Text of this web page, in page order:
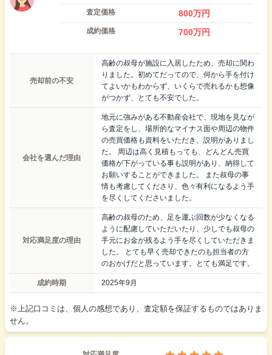
査定価格
800万円
成約価格 700万円
売却前の不安
高齢の叔母が施設に入居したため、売却に関わ
りました。初めてだってので、何から手を付け
てよいかもわからず、いくらで売れるかも想像
がつかず、とても不安でした。
会社を選んだ理由
地元に強みがある不動産会社で、現地を見なが
ら査定をし、場所的なマイナス面や周辺の物件
の売買価格も資料をいただき、説明がありまし
た。 周辺は高く見積もっても、どんどん売買
価格が下がっている事も説明があり、納得して
お願いすることができました。 また叔母の事
情も考慮してくださり、色々有利になるよう手
を尽くしてくださいました。
対応満足度の理由
高齢の叔母のため、足を運ぶ回数が少なくなる
ように配慮していただいたり、少しでも叔母の
手元にお金が残るよう手を尽くしていただきま
した。 とても早く売却できたのも担当者の方
のおかげだと思っています。とても満足です。
成約時期 2025年9月
※上記口コミは、個人の感想であり、査定額を保証するものではありま
せん。